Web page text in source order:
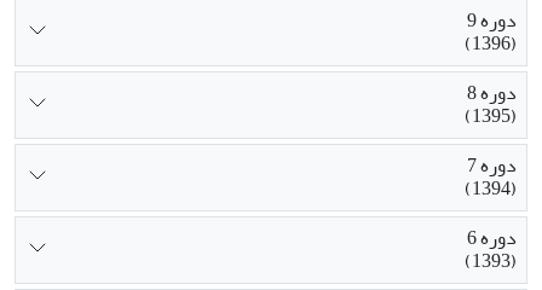
دوره 9
(1396)
دوره 8
(1395)
دوره 7
(1394)
دوره 6
(1393)